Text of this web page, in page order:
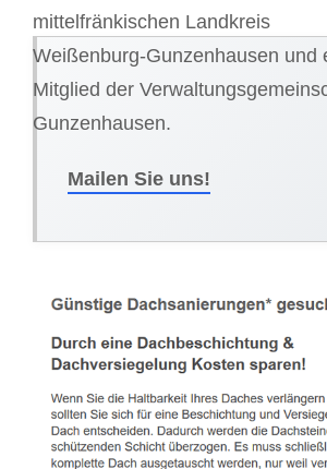
mittelfränkischen Landkreis
Weißenburg-Gunzenhausen und
Mitglied der
Gunzenhausen.
Mailen Sie uns!